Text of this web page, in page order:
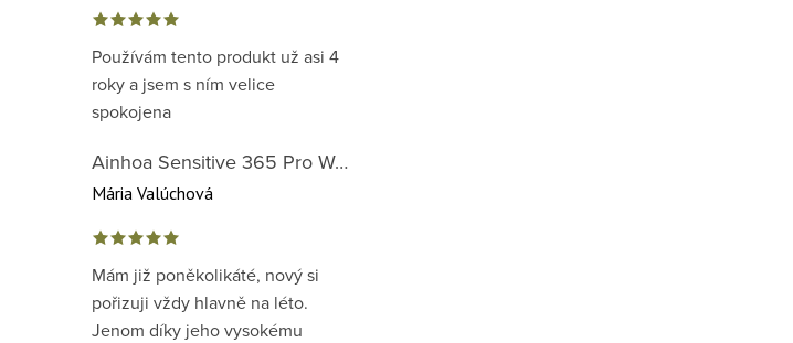
Používám tento produkt už asi 4
roky a jsem s ním velice
spokojena
Ainhoa Sensitive 365 Pro Well-Being Cream - zklidňující krém pro normální až suchou citlivou pleť
Mária Valúchová
Mám již poněkolikáté, nový si
pořizuji vždy hlavně na léto.
Jenom díky jeho vysokému